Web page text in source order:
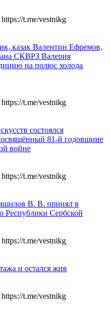
t.me/vestnikg
казак Валентин Ефремов,
СКВРЗ Валерия
на полюс холода
t.me/vestnikg
состоялся
81-й годовщине
войне
t.me/vestnikg
В. В. принял в
Республики Сербской
t.me/vestnikg
и остался жив
t.me/vestnikg